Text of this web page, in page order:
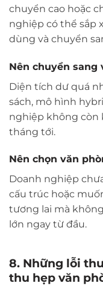
chuyển cao hoặc
nghiệp có thể sắp
dùng và chuyển
Nên chuyển sang
Diện tích dư quá
sách, mô hình
nghiệp không còn
tháng tới.
Nên chọn văn
Doanh nghiệp
cấu trúc hoặc
tương lai mà
lớn ngay từ đầu.
8. Những lỗi
thu hẹp văn